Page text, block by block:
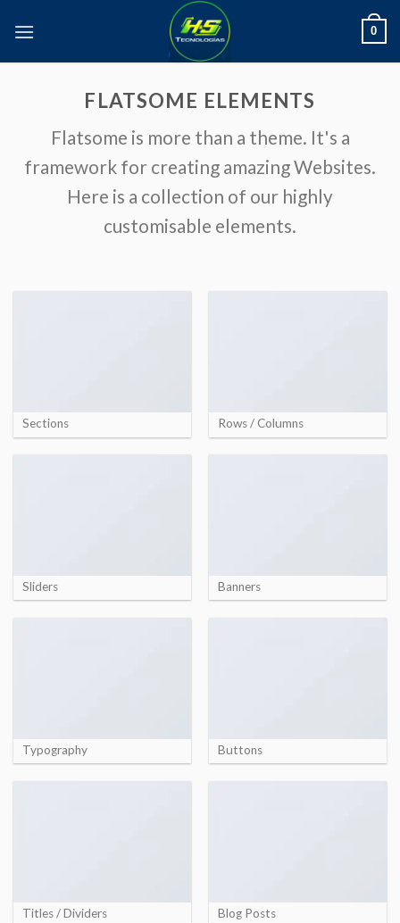
0
FLATSOME ELEMENTS
Flatsome is more than a theme. It's a
framework for creating amazing Websites.
Here is a collection of our highly
customisable elements.
Sections Rows / Columns
Sliders Banners
Typography Buttons
Titles / Dividers Blog Posts